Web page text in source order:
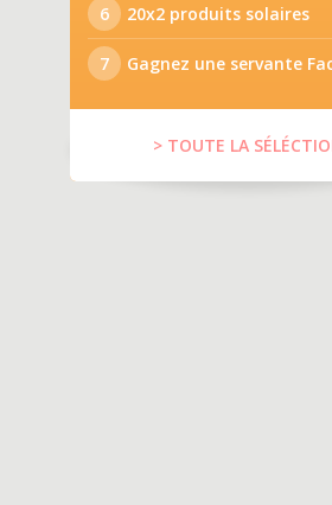
6 20x2 produits solaires
7 Gagnez une servante
> TOUTE LA